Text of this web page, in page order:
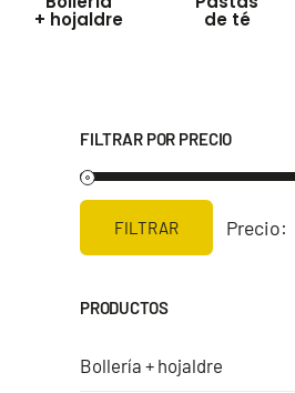
+ hojaldre de té
FILTRAR POR PRECIO
Precio
Precio
FILTRAR Precio:
PRODUCTOS
Bollería + hojaldre